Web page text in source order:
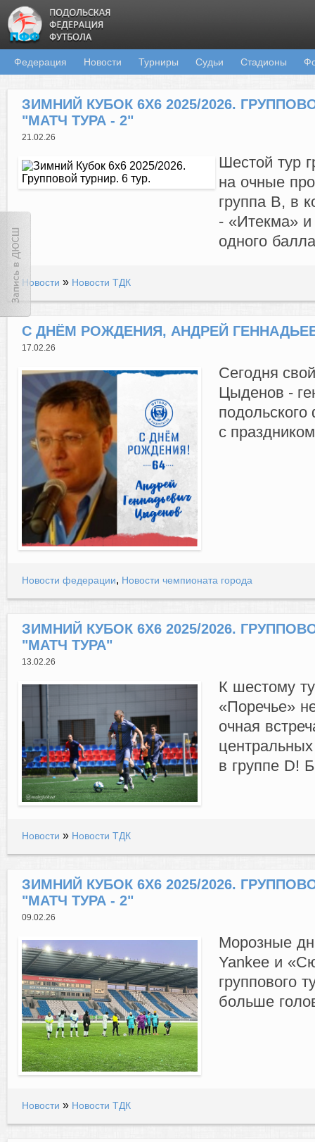
Федерация Новости Турниры Судьи Стадионы
ЗИМНИЙ КУБОК 6Х6 2025/2026.
"МАТЧ ТУРА - 2"
21.02.26
Шестой тур
на очные
группа B, в
- «Итекма»
одного
Новости » Новости ТДК
С ДНЁМ РОЖДЕНИЯ, АНДРЕЙ
17.02.26
Сегодня
Цыденов -
с
Новости федерации, Новости чемпионата города
ЗИМНИЙ КУБОК 6Х6 2025/2026.
"МАТЧ ТУРА"
13.02.26
К шестому
«Поречье»
очная
в группе D!
Новости » Новости ТДК
ЗИМНИЙ КУБОК 6Х6 2025/2026.
"МАТЧ ТУРА - 2"
09.02.26
Морозные
Yankee и
группового
больше
Новости » Новости ТДК